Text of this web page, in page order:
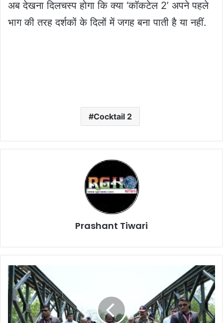
अब देखना दिलचस्प होगा कि क्या ‘कॉकटेल 2’ अपने पहले
भाग की तरह दर्शकों के दिलों में जगह बना पाती है या नहीं.
Cocktail 2
Prashant Tiwari
Chhatisgarh
Samachar:
’विकास,
विश्वास
और